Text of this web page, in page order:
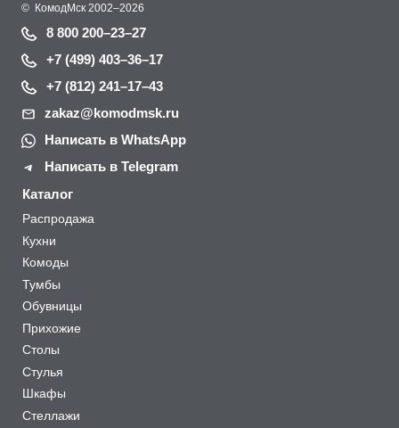
© КомодМск 2002–2026
8 800 200–23–27
+7 (499) 403–36–17
+7 (812) 241–17–43
zakaz@komodmsk.ru
Написать в WhatsApp
Написать в Telegram
Каталог
Распродажа
Кухни
Комоды
Тумбы
Обувницы
Прихожие
Столы
Стулья
Шкафы
Стеллажи